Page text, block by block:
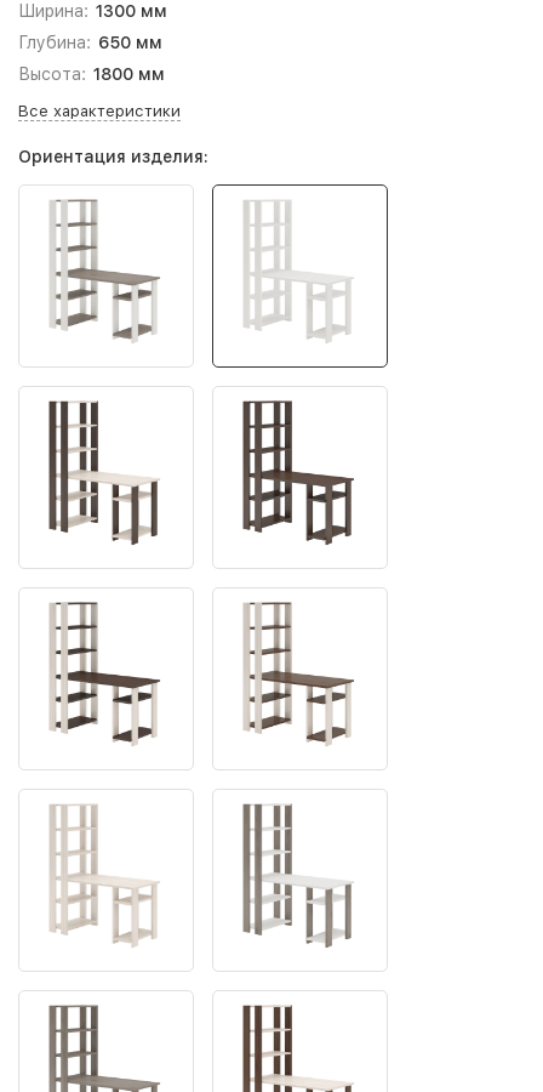
Ширина: 1300 мм
Глубина: 650 мм
Высота: 1800 мм
Все характеристики
Ориентация изделия: